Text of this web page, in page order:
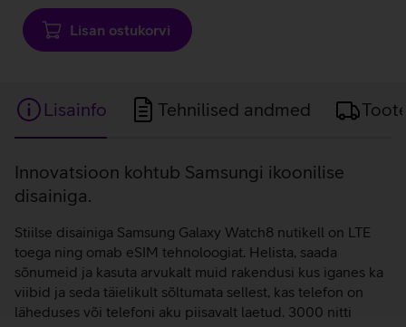
Lisan ostukorvi
Lisainfo Tehnilised andmed
Lisainfo
Innovatsioon kohtub Samsungi ikoonilise
disainiga.
Stiilse disainiga Samsung Galaxy Watch8 nutikell on LTE
toega ning omab eSIM tehnoloogiat. Helista, saada
sõnumeid ja kasuta arvukalt muid rakendusi kus iganes ka
viibid ja seda täielikult sõltumata sellest, kas telefon on
läheduses või telefoni aku piisavalt laetud. 3000 nitti